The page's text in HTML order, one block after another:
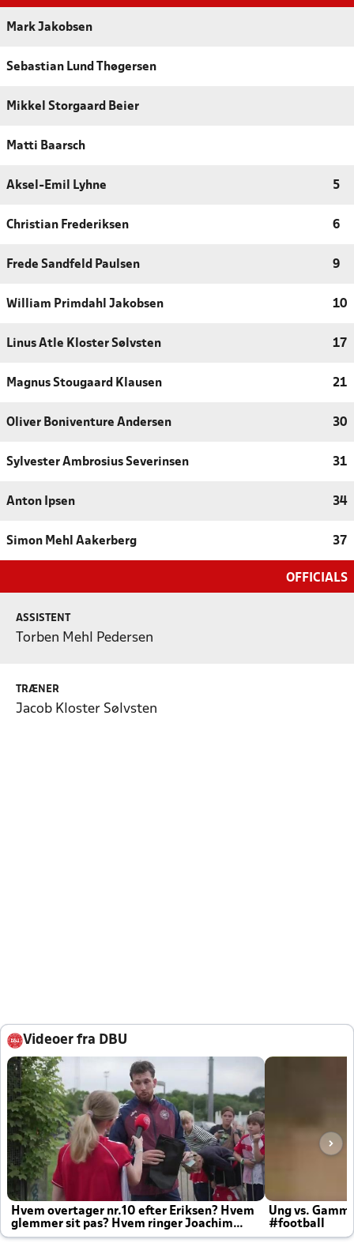
Mark Jakobsen
Sebastian Lund Thøgersen
Mikkel Storgaard Beier
Matti Baarsch
Aksel-Emil Lyhne 5
Christian Frederiksen 6
Frede Sandfeld Paulsen 9
William Primdahl Jakobsen 10
Linus Atle Kloster Sølvsten 17
Magnus Stougaard Klausen 21
Oliver Boniventure Andersen 30
Sylvester Ambrosius Severinsen 31
Anton Ipsen 34
Simon Mehl Aakerberg 37
OFFICIALS
ASSISTENT
Torben Mehl Pedersen
TRÆNER
Jacob Kloster Sølvsten
Videoer fra DBU
Hvem overtager nr.10 efter Eriksen? Hvem
glemmer sit pas? Hvem ringer Joachim
altid til efter kampe?
Ung vs.
#football